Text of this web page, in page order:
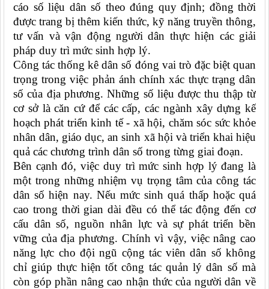
cáo số liệu dân số theo đúng quy định; đồng thời
được trang bị thêm kiến thức, kỹ năng truyền thông,
tư vấn và vận động người dân thực hiện các giải
pháp duy trì mức sinh hợp lý.
Công tác thống kê dân số đóng vai trò đặc biệt quan
trọng trong việc phản ánh chính xác thực trạng dân
số của địa phương. Những số liệu được thu thập từ
cơ sở là căn cứ để các cấp, các ngành xây dựng kế
hoạch phát triển kinh tế - xã hội, chăm sóc sức khỏe
nhân dân, giáo dục, an sinh xã hội và triển khai hiệu
quả các chương trình dân số trong từng giai đoạn.
Bên cạnh đó, việc duy trì mức sinh hợp lý đang là
một trong những nhiệm vụ trọng tâm của công tác
dân số hiện nay. Nếu mức sinh quá thấp hoặc quá
cao trong thời gian dài đều có thể tác động đến cơ
cấu dân số, nguồn nhân lực và sự phát triển bền
vững của địa phương. Chính vì vậy, việc nâng cao
năng lực cho đội ngũ cộng tác viên dân số không
chỉ giúp thực hiện tốt công tác quản lý dân số mà
còn góp phần nâng cao nhận thức của người dân về